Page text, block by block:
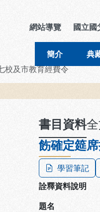
網站導覽 國立國
簡介 典
校及市教育經費令
書目資料
飭確定筵
學習筆記
詮釋資料說明
題名